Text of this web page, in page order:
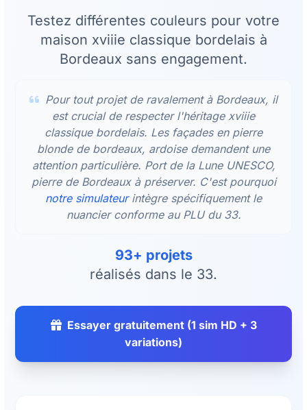
Testez différentes couleurs pour votre
maison xviiie classique bordelais à
Bordeaux sans engagement.
Pour tout projet de ravalement à Bordeaux, il
est crucial de respecter l'héritage xviiie
classique bordelais. Les façades en pierre
blonde de bordeaux, ardoise demandent une
attention particulière. Port de la Lune UNESCO,
pierre de Bordeaux à préserver. C'est pourquoi
notre simulateurintègre spécifiquement le
nuancier conforme au PLU du 33.
93+ projets
réalisés dans le 33.
Essayer gratuitement (1 sim HD + 3
variations)